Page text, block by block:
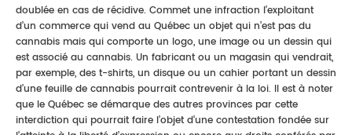
doublée en cas de récidive. Commet une infraction l’exploitant
d’un commerce qui vend au Québec un objet qui n’est pas du
cannabis mais qui comporte un logo, une image ou un dessin qui
est associé au cannabis. Un fabricant ou un magasin qui vendrait,
par exemple, des t-shirts, un disque ou un cahier portant un dessin
d’une feuille de cannabis pourrait contrevenir à la loi. Il est à noter
que le Québec se démarque des autres provinces par cette
interdiction qui pourrait faire l’objet d’une contestation fondée sur